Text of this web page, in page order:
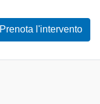
Prenota l'intervento